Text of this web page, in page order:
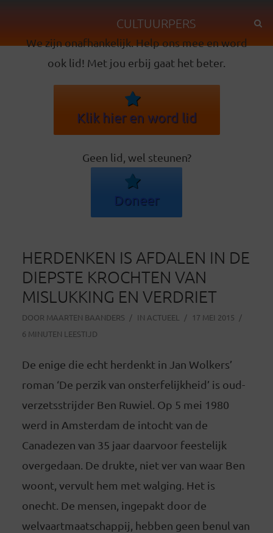
CULTUURPERS
We zijn onafhankelijk. Help ons mee en word
ook lid! Met jou erbij gaat het beter.
Klik hier en word lid
Geen lid, wel steunen?
Doneer
HERDENKEN IS AFDALEN IN DE
DIEPSTE KROCHTEN VAN
MISLUKKING EN VERDRIET
DOOR MAARTEN BAANDERS IN ACTUEEL
17 MEI 2015
6 MINUTEN LEESTIJD
De enige die echt herdenkt in Jan Wolkers’
roman ‘De perzik van onsterfelijkheid’ is oud-
verzetsstrijder Ben Ruwiel. Op 5 mei 1980
werd in Amsterdam de intocht van de
Canadezen van 35 jaar daarvoor feestelijk
overgedaan. De drukte, niet ver van waar Ben
woont, vervult hem met walging. Het is
onecht. De mensen, ingepakt door de
welvaartmaatschappij, hebben geen benul van